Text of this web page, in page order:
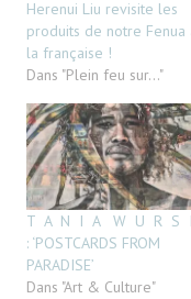
Herenui Liu revisite les
produits de notre Fenua
la française !
Dans "Plein feu sur..."
T A N I A W U R S
: ‘POSTCARDS FROM
PARADISE’
Dans "Art & Culture"